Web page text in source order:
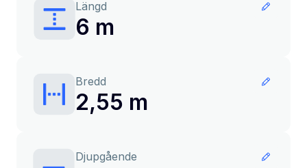
Längd
6 m
Bredd
2,55 m
Djupgående